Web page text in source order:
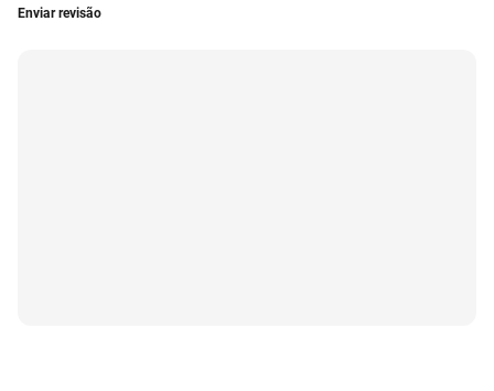
Enviar revisão